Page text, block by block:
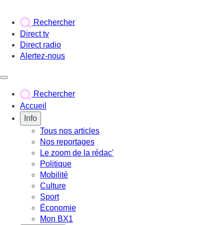
Rechercher
Direct tv
Direct radio
Alertez-nous
Rechercher
Accueil
Info
Tous nos articles
Nos reportages
Le zoom de la rédac'
Politique
Mobilité
Culture
Sport
Économie
Mon BX1